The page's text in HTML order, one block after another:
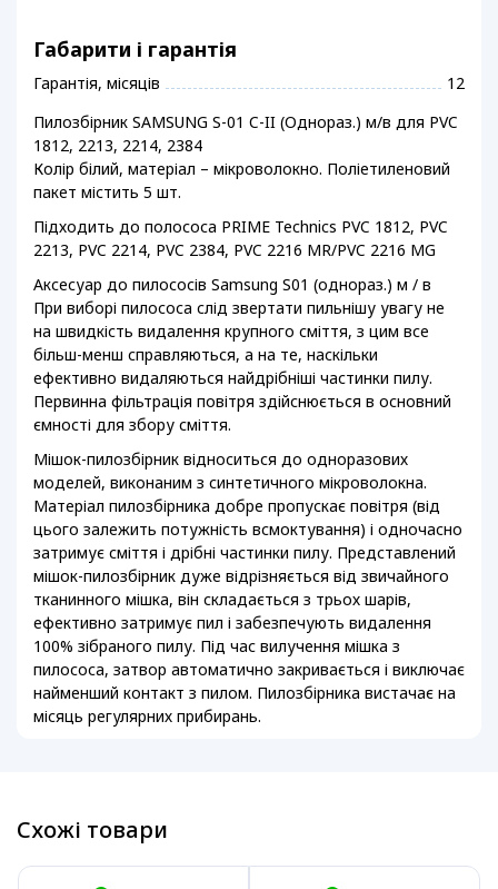
Габарити і гарантія
Гарантія, місяців
12
Пилозбірник SAMSUNG S-01 C-II (Однораз.) м/в для PVC
1812, 2213, 2214, 2384
Колір білий, матеріал – мікроволокно. Поліетиленовий
пакет містить 5 шт.
Підходить до полососа PRIME Technics PVC 1812, PVC
2213, PVC 2214, PVC 2384, PVC 2216 MR/PVC 2216 MG
Аксесуар до пилососів Samsung S01 (однораз.) м / в
При виборі пилососа слід звертати пильнішу увагу не
на швидкість видалення крупного сміття, з цим все
більш-менш справляються, а на те, наскільки
ефективно видаляються найдрібніші частинки пилу.
Первинна фільтрація повітря здійснюється в основний
ємності для збору сміття.
Мішок-пилозбірник відноситься до одноразових
моделей, виконаним з синтетичного мікроволокна.
Матеріал пилозбірника добре пропускає повітря (від
цього залежить потужність всмоктування) і одночасно
затримує сміття і дрібні частинки пилу. Представлений
мішок-пилозбірник дуже відрізняється від звичайного
тканинного мішка, він складається з трьох шарів,
ефективно затримує пил і забезпечують видалення
100% зібраного пилу. Під час вилучення мішка з
пилососа, затвор автоматично закривається і виключає
найменший контакт з пилом. Пилозбірника вистачає на
місяць регулярних прибирань.
Схожі товари